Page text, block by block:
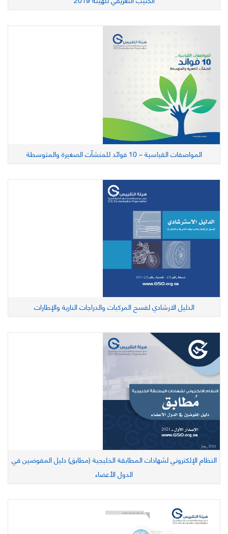
المواصفات القياسية – 10 فوائد للمنشآت الصغيرة والمتوسطة
الدليل الارشادي لفسح المركبات والدراجات النارية والإطارات
النظام الإلكتروني لشهادات المطابقة الخليجية (مطابق) دليل المفوضين في
الدول الأعضاء